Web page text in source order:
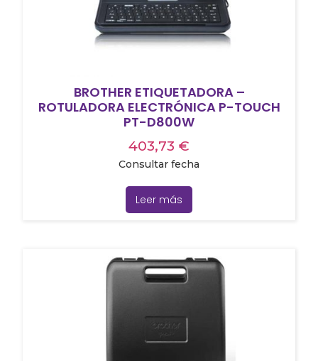
BROTHER ETIQUETADORA –
ROTULADORA ELECTRÓNICA P-TOUCH
PT-D800W
403,73 €
Consultar fecha
Leer más